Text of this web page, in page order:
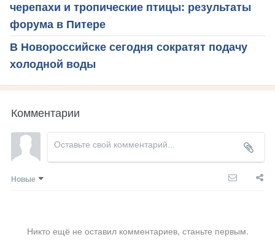
черепахи и тропические птицы: результаты
форума в Питере
В Новороссийске сегодня сократят подачу
холодной воды
Комментарии
Новые
Никто ещё не оставил комментариев, станьте первым.